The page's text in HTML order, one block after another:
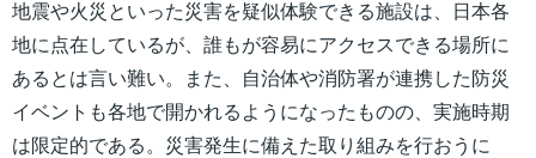
地震や火災といった災害を疑似体験できる施設は、日本各
地に点在しているが、誰もが容易にアクセスできる場所に
あるとは言い難い。また、自治体や消防署が連携した防災
イベントも各地で開かれるようになったものの、実施時期
は限定的である。災害発生に備えた取り組みを行おうに